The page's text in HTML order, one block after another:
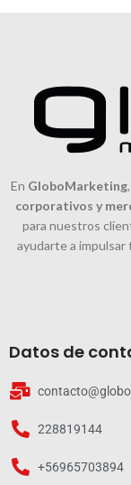
En GloboMarketing
corporativos y
para nuestros
ayudarte a
Datos de
228819144
+56965703894